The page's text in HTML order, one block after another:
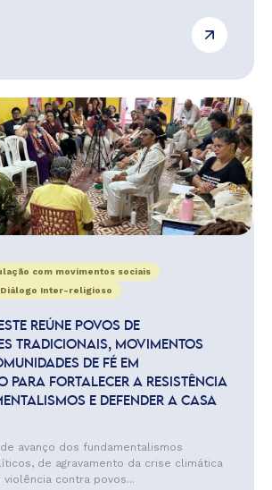
com movimentos sociais
Diálogo Inter-religioso
REÚNE POVOS DE
TRADICIONAIS, MOVIMENTOS
DE FÉ EM
PARA FORTALECER A RESISTÊNCIA
E DEFENDER A CASA
avanço dos fundamentalismos
de agravamento da crise climática
contra povos...